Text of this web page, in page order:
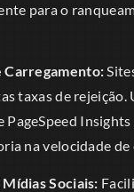
para o
Carregamento:
taxas de
PageSpeed
na velocidade
Sociais: